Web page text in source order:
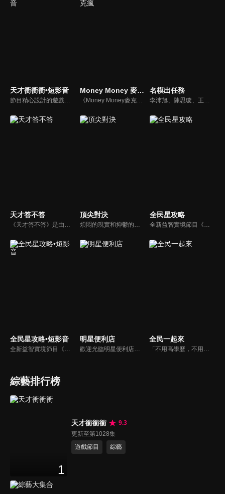
天才衝衝衝•短影音
節目精心設計的遊戲內容，包括深受觀眾喜愛並且火紅於各大專院校的【TEMPO系列】，考驗藝人用肢體表達能力以及聯想能力的【你是WORD演】、【會演是英雄】，考驗英文程度的【EAR傳耳ABC】，超簡單、超爆笑的【看你怎麼說】，以及考驗藝人反應、機智以及隊友默契的【不可能的默契】等單元，逗趣又爆笑！
Money Money 麥克瘋
《Money Money麥克瘋》節目強調不比音準、不比音色，也不比外型、外貌、氣質、長相等如何，只強調只要歌詞記得牢，就可以參加比賽。
名模出任務
李沛旭、陳思璇、王尹平、杜詩梅與大愷等人，卸下名模華麗外表、包袱，全力闖關！全台灣顏值最高的外景實境真人秀節目，名模們又會激盪什麼逗趣爆笑的場面呢？
天才答不答
《天才答不答》是由吳宗憲和吳怡霈共同主持的益智節目。節目設立高額的獎金來考驗藝人們真實的人性，同時將題目立體化，讓你身歷其境去冒險答題。更有哪些出乎意料的處罰，讓藝人羞愧的不想再答錯！一個最接近「人性」與「真實」的益智節目，現在就讓吳宗憲帶你輕鬆玩轉知識。
頂尖對決
煩悶的現實和抑鬱的社會，你需要的就是笑、大聲笑、開口笑，《頂尖對決》就要你笑到落ㄟ骸，最具綜藝實力的庹宗康，和喜感十足的納豆各自領軍對抗，藝人搞笑pk笑果十足，《頂尖對決》讓你忘掉一週煩惱！
全民星攻略
全新益智實境節目《全民星攻略》，由館長曾國城擔任把關者，考驗著每個來挑戰九宮格益智遊戲藝人明星。想要攻略九宮格關卡，透過創意聯想、邏輯推理、理想分析，才有機會獲取智慧星幣，帶走夢幻大獎。
全民星攻略•短影音
全新益智實境節目《全民星攻略》，由館長曾國城擔任把關者，考驗著每個來挑戰九宮格益智遊戲藝人明星。想要攻略九宮格關卡，透過創意聯想、邏輯推理、理想分析，才有機會獲取智慧星幣，帶走夢幻大獎。
明星便利店
歡迎光臨明星便利店！你覺得便利店裡面有什麼？關東煮？茶葉蛋？還是讓你尖叫的大明星？一家擁有明星的便利店，到底有多稀奇，你會不會想要光臨呢？
全民一起來
「不用高學歷，不用會答題，全民一起來，獎金拿不完！」《全民一起來》是一檔結合手機遊戲的大型現場直播益智節目，「記憶、觀察、反應、平衡、敏捷...」，多道關卡考驗挑戰者的多元智能及體能，見證藝人明星各項不可思議的挑戰。
綜藝排行榜
1
天才衝衝衝
9.3
更新至第1028集
遊戲節目
綜藝